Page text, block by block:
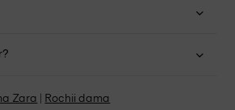
solventi clorurati si benzina
Zara | Rochii dama